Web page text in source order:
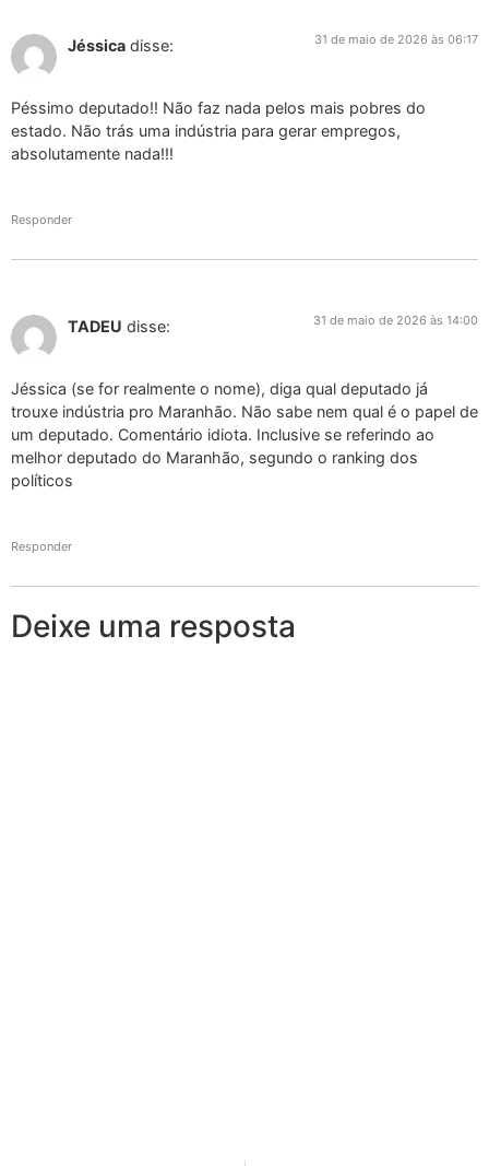
Jéssica disse: 31 de maio de 2026 às 06:17
Péssimo deputado!! Não faz nada pelos mais pobres do
estado. Não trás uma indústria para gerar empregos,
absolutamente nada!!!
Responder
TADEU disse: 31 de maio de 2026 às 14:00
Jéssica (se for realmente o nome), diga qual deputado já
trouxe indústria pro Maranhão. Não sabe nem qual é o papel de
um deputado. Comentário idiota. Inclusive se referindo ao
melhor deputado do Maranhão, segundo o ranking dos
políticos
Responder
Deixe uma resposta